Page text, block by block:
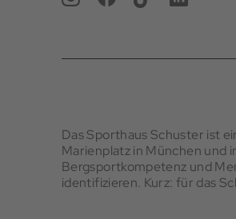
Das Sporthaus Schuster ist
Marienplatz in München und
Bergsportkompetenz und
identifizieren. Kurz: für das